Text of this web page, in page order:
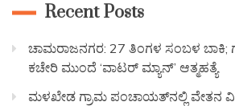
Recent Posts
ಚಾಮರಾಜನಗರ: 27 ತಿಂಗಳ ಸಂಬಳ ಬಾಕಿ;
ಕಚೇರಿ ಮುಂದೆ ‘ವಾಟರ್ ಮ್ಯಾನ್’ ಆತ್ಮಹತ್ಯೆ
ಮಳಖೇಡ ಗ್ರಾಮ ಪಂಚಾಯತ್‌ನಲ್ಲಿ ವೇತನ